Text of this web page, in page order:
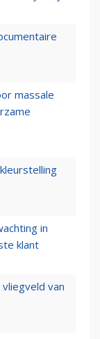
massale
in
klant
van